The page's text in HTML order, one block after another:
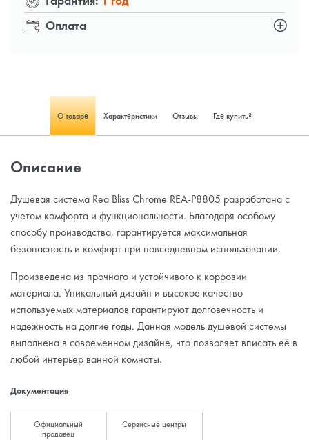
Оплата
О товаре Характеристики Отзывы Где купить?
Описание
Душевая система Rea Bliss Chrome REA-P8805 разработана с
учетом комфорта и функциональности. Благодаря особому
способу производства, гарантируется максимальная
безопасность и комфорт при повседневном использовании.
Произведена из прочного и устойчивого к коррозии
материала. Уникальный дизайн и высокое качество
используемых материалов гарантируют долговечность и
надежность на долгие годы. Данная модель душевой системы
выполнена в современном дизайне, что позволяет вписать её в
любой интерьер ванной комнаты.
Документация
Официальный
продавец
Сервисные центры